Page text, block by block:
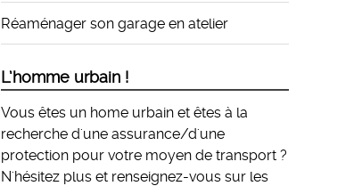
Réaménager son garage en atelier
L’homme urbain !
Vous êtes un home urbain et êtes à la
recherche d'une assurance/d'une
protection pour votre moyen de transport ?
N'hésitez plus et renseignez-vous sur les